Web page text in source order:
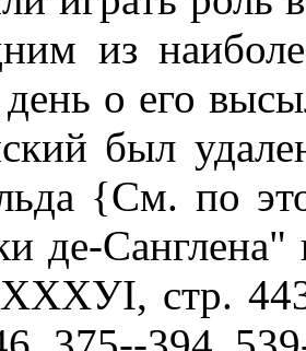
из
день о его
был
{См. по
де-
стр.